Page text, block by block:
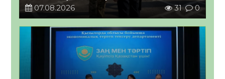
07.08.2026
31 0